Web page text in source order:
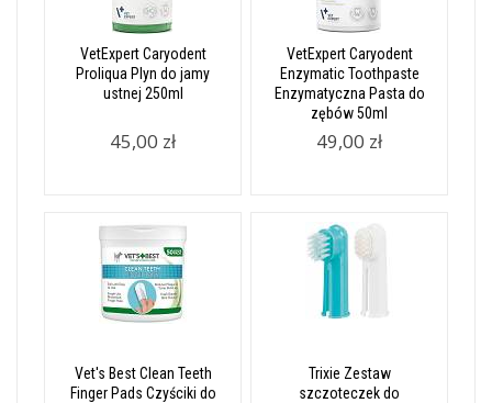
VetExpert Caryodent
Proliqua Plyn do jamy
ustnej 250ml
45,00 zł
VetExpert Caryodent
Enzymatic Toothpaste
Enzymatyczna Pasta do
zębów 50ml
49,00 zł
Vet's Best Clean Teeth
Finger Pads Czyściki do
Trixie Zestaw
szczoteczek do